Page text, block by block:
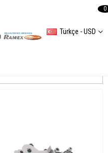
Türkçe - USD
0